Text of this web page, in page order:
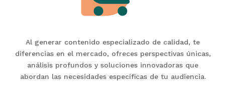
Al generar contenido especializado de calidad, te
diferencias en el mercado, ofreces perspectivas únicas,
análisis profundos y soluciones innovadoras que
abordan las necesidades específicas de tu audiencia.